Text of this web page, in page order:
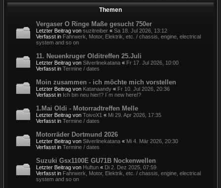
Themen
Vergaser O Ringe Maße gesucht 750er
Letzter Beitrag von suzitreiber « Sa 18. Jul 2026, 13:12
Verfasst in Fahrwerk, Motor, Elektrik, etc. / chassis, engine, electrical
system and so on
11. Neuenkruger Olditreffen 25.Juli
Letzter Beitrag von Silverlinekatana « Fr 17. Jul 2026, 10:00
Verfasst in Termine / dates
Moin zusammen - ich möchte mich vorstellen
Letzter Beitrag von Katanaandy « Fr 10. Jul 2026, 20:36
Verfasst in Ich bin neu hier!? I´m new here!?
1.Mai Oldi - Motorradtreffen Melle
Letzter Beitrag von ToivoX1 « Mi 29. Apr 2026, 17:35
Verfasst in Termine / dates
Motorräder Dortmund 2026
Letzter Beitrag von Silverlinekatana « Mi 4. Mär 2026, 20:30
Verfasst in Termine / dates
Suzuki Gsx1100E GU71B Nockenwellen
Letzter Beitrag von Huftun « Di 2. Dez 2025, 07:59
Verfasst in Fahrwerk, Motor, Elektrik, etc. / chassis, engine, electrical
system and so on